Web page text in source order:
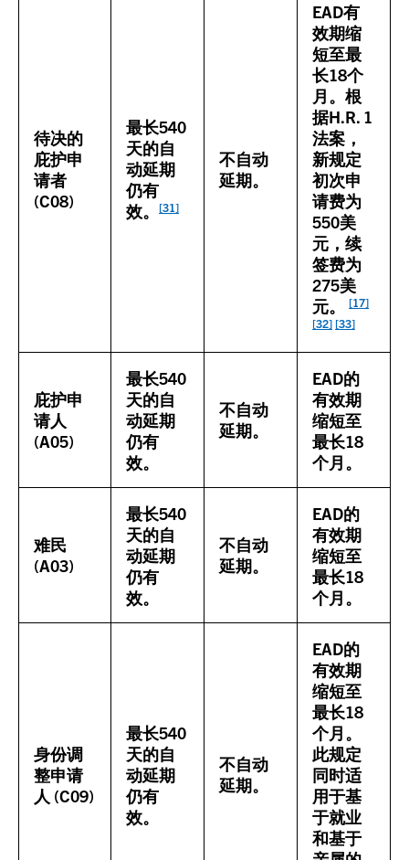
待决的
庇护申
请者
(C08)
最长540
天的自
动延期
仍有
效。
[31]
不自动
延期。
EAD有
效期缩
短至最
长18个
月。根
据H.R. 1
法案，
新规定
初次申
请费为
550美
元，续
签费为
275美
元。
[17]
[32] [33]
庇护申
请人
(A05)
最长540
天的自
动延期
仍有
效。
不自动
延期。
EAD的
有效期
缩短至
最长18
个月。
难民
(A03)
最长540
天的自
动延期
仍有
效。
不自动
延期。
EAD的
有效期
缩短至
最长18
个月。
身份调
整申请
人 (C09)
最长540
天的自
动延期
仍有
效。
不自动
延期。
EAD的
有效期
缩短至
最长18
个月。
此规定
同时适
用于基
于就业
和基于